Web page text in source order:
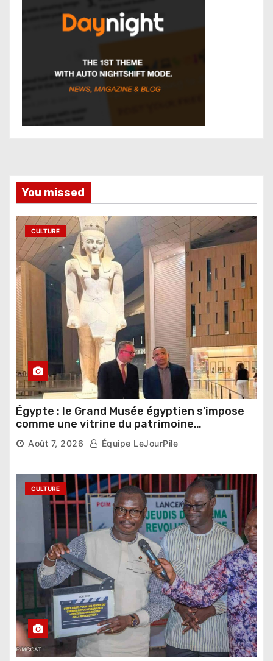
You missed
CULTURE
Égypte : le Grand Musée égyptien s’impose
comme une vitrine du patrimoine
pharaonique auprès des dirigeants
étrangers
Août 7, 2026 Équipe LeJourPile
CULTURE